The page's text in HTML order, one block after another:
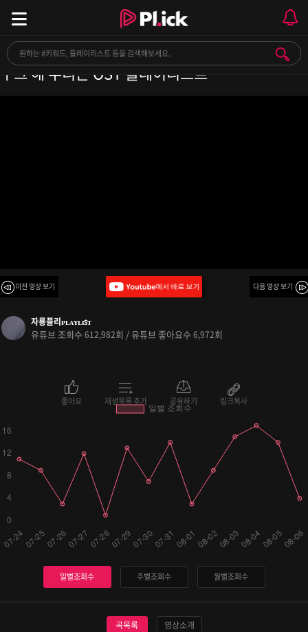
[Playlist] 너는 그냥 이렇게 다시 내 옆에 오기만 해
ㅣ그 해 우리는 OST 플레이리스트
이전 영상 보기 다음 영상 보기
자룡플리ᴘʟᴀʏʟɪꜱᴛ
유튜브 조회수 612,982회 / 유튜브 좋아요수 6,972회
좋아요 재생목록 추가 공유하기 링크복사
일별조회수 주별조회수 월별조회수
곡목록 영상소개